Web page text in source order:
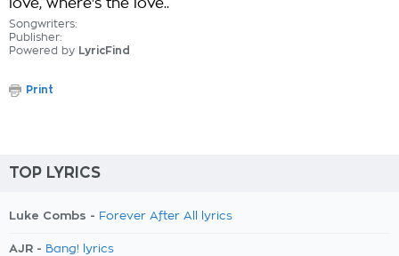
love, where's the love..
Songwriters:
Publisher:
Powered by LyricFind
Print
TOP LYRICS
Luke Combs - Forever After All lyrics
AJR - Bang! lyrics